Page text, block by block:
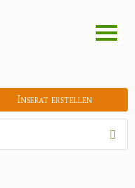
Inserat erstellen